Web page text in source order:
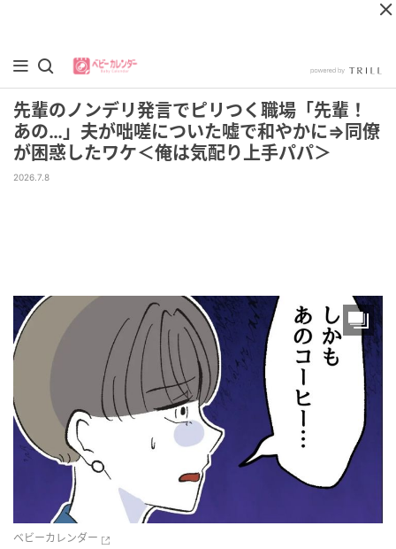
先輩のノンデリ発言でピリつく職場「先輩！
あの…」夫が咄嗟についた嘘で和やかに⇒同僚
が困惑したワケ＜俺は気配り上手パパ＞
2026.7.8
ベビーカレンダー